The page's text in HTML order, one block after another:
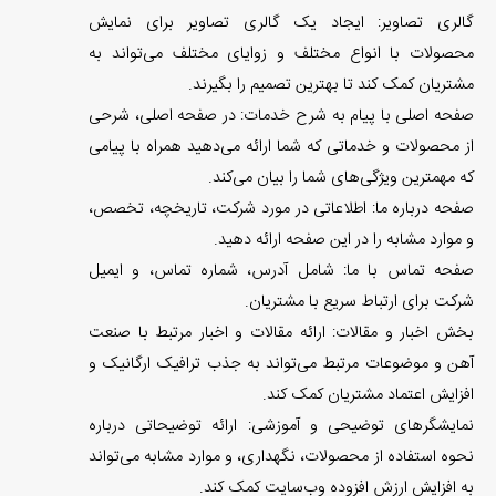
گالری تصاویر: ایجاد یک گالری تصاویر برای نمایش
محصولات با انواع مختلف و زوایای مختلف می‌تواند به
مشتریان کمک کند تا بهترین تصمیم را بگیرند.
صفحه اصلی با پیام به شرح خدمات: در صفحه اصلی، شرحی
از محصولات و خدماتی که شما ارائه می‌دهید همراه با پیامی
که مهمترین ویژگی‌های شما را بیان می‌کند.
صفحه درباره ما: اطلاعاتی در مورد شرکت، تاریخچه، تخصص،
و موارد مشابه را در این صفحه ارائه دهید.
صفحه تماس با ما: شامل آدرس، شماره تماس، و ایمیل
شرکت برای ارتباط سریع با مشتریان.
بخش اخبار و مقالات: ارائه مقالات و اخبار مرتبط با صنعت
آهن و موضوعات مرتبط می‌تواند به جذب ترافیک ارگانیک و
افزایش اعتماد مشتریان کمک کند.
نمایشگرهای توضیحی و آموزشی: ارائه توضیحاتی درباره
نحوه استفاده از محصولات، نگهداری، و موارد مشابه می‌تواند
به افزایش ارزش افزوده وب‌سایت کمک کند.